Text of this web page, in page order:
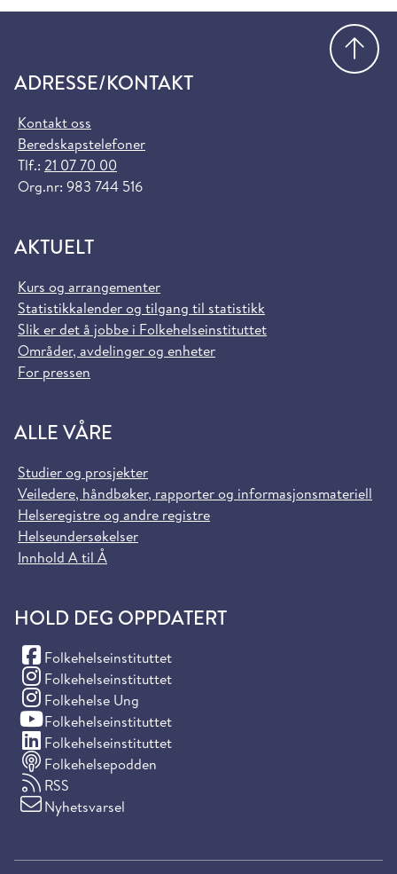
ADRESSE/KONTAKT
Kontakt oss
Beredskapstelefoner
Tlf.: 21 07 70 00
Org.nr: 983 744 516
AKTUELT
Kurs og arrangementer
Statistikkalender og tilgang til statistikk
Slik er det å jobbe i Folkehelseinstituttet
Områder, avdelinger og enheter
For pressen
ALLE VÅRE
Studier og prosjekter
Veiledere, håndbøker, rapporter og informasjonsmateriell
Helseregistre og andre registre
Helseundersøkelser
Innhold A til Å
HOLD DEG OPPDATERT
Folkehelseinstituttet
(Facebook)
Folkehelseinstituttet
(Instagram)
Folkehelse Ung
(Instagram)
Folkehelseinstituttet
(YouTube)
Folkehelseinstituttet
(LinkedIn)
Folkehelsepodden
RSS
Nyhetsvarsel